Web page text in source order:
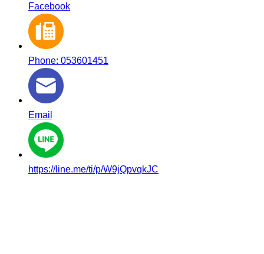
Facebook
Phone: 053601451
Email
https://line.me/ti/p/W9jQpvqkJC